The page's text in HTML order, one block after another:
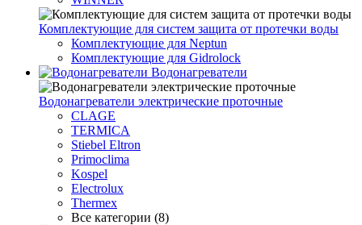
Комплектующие для систем защита от протечки воды
Комплектующие для Neptun
Комплектующие для Gidrolock
Водонагреватели
Водонагреватeли электрические проточные
CLAGE
TERMICA
Stiebel Eltron
Primoclima
Kospel
Electrolux
Thermex
Все категории (8)